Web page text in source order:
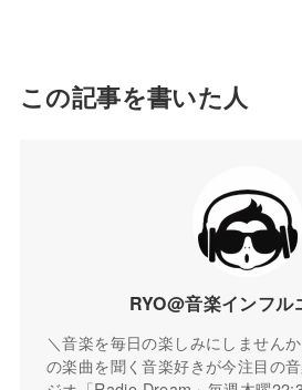
この記事を書いた人
RYO@音楽インフル
＼音楽を毎日の楽しみにしません
の楽曲を聞く音楽好きが今注目の